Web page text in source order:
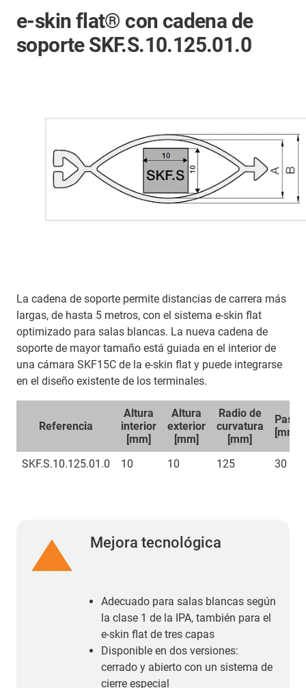
e-skin flat® con cadena de
soporte SKF.S.10.125.01.0
La cadena de soporte permite distancias de carrera más
largas, de hasta 5 metros, con el sistema e-skin flat
optimizado para salas blancas. La nueva cadena de
soporte de mayor tamaño está guiada en el interior de
una cámara SKF15C de la e-skin flat y puede integrarse
en el diseño existente de los terminales.
Referencia
Altura
interior
[mm]
Altura
exterior
[mm]
Radio de
curvatura
[mm]
Paso
[mm]
SKF.S.10.125.01.0 10 10 125 30
Mejora tecnológica
Adecuado para salas blancas según
la clase 1 de la IPA, también para el
e-skin flat de tres capas
Disponible en dos versiones:
cerrado y abierto con un sistema de
cierre especial